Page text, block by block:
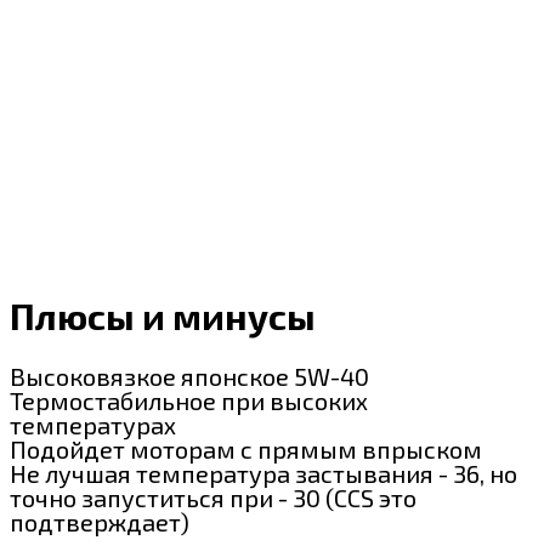
Плюсы и минусы
Высоковязкое японское 5W-40
Термостабильное при высоких
температурах
Подойдет моторам с прямым впрыском
Не лучшая температура застывания - 36, но
точно запуститься при - 30 (CCS это
подтверждает)